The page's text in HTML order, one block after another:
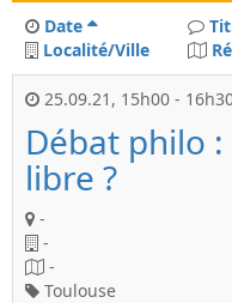
Date
Localité/Ville
25.09.21 , 15h00 -
Débat philo
libre ?
-
-
-
Toulouse